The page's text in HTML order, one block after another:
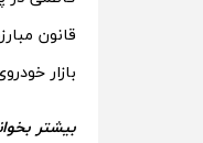
بازار
بیشتر